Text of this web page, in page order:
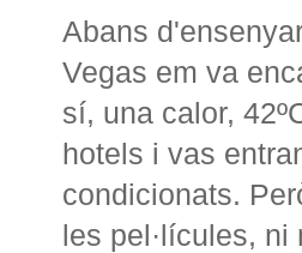
Abans
Vegas em va
sí, una calor,
hotels i vas
condicionats.
les pel·lícules,